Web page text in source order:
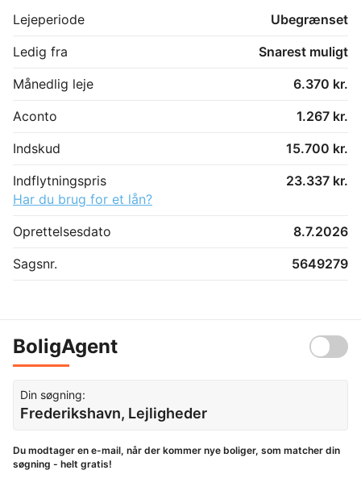
Lejeperiode
Ubegrænset
Ledig fra
Snarest muligt
Månedlig leje
6.370 kr.
Aconto
1.267 kr.
Indskud
15.700 kr.
Indflytningspris
23.337 kr.
Har du brug for et lån?
Oprettelsesdato
8.7.2026
Sagsnr.
5649279
BoligAgent
Din søgning:
Frederikshavn, Lejligheder
Du modtager en e-mail, når der kommer nye boliger, som matcher din
søgning - helt gratis!